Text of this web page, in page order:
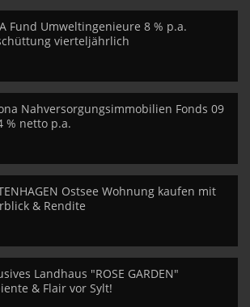
Fund Umweltingenieure 8 % p.a.
vierteljährlich
Nahversorgungsimmobilien Fonds 09
% netto p.a.
Ostsee Wohnung kaufen mit
& Rendite
Landhaus "ROSE GARDEN"
& Flair vor Sylt!